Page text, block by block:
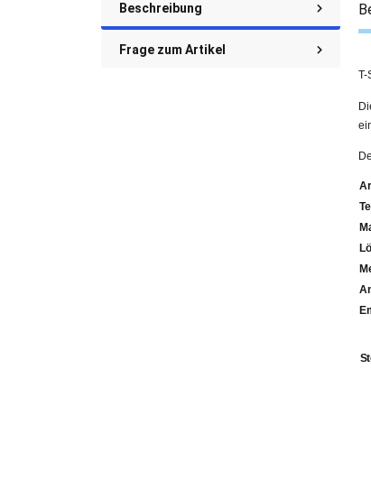
Beschreibung
Frage zum Artikel
T-